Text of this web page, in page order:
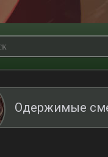
Одержимые